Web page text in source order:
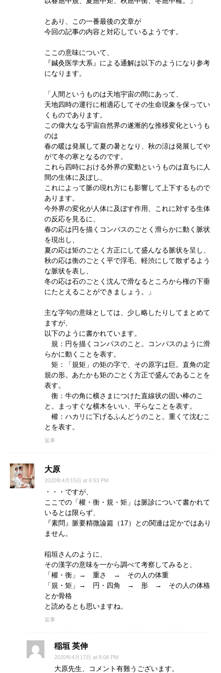
とあり、この一番最後の文章が
今回の記事の内容と対応しているようです。
ここの意味について、
『鍼灸医学大系』による通解は以下のようになり参考
になります。
「人間というものは天地宇宙の間にあって、
天地四時の運行に相適応してその生命現象を保ってい
くものであります。
この偉大なる宇宙自然界の遂漸的な推移変化というも
のは
春の暖は発展して夏の暑となり、秋の涼は発展してや
がて冬の寒となるのです。
これら四時における外界の変動というものは直ちに人
間の生体に及ぼし、
これによって脈の現れ方にも影響して上下するもので
あります。
今外界の変化が人体に及ぼす作用、これに対する生体
の反応を見るに、
春の応は円を描くコンパスのごとく滑らかに動く脈状
を現出し、
夏の応は矩のごとく方正にして盛んなる脈状を呈し、
秋の応は衡のごとく平で浮毛、軽渋にして散ずるよう
な脈状を表し、
冬の応は石のごとく沈んで滑なるところから権の下垂
にたとえることができましょう。」
主な字句の意味としては、少し略したりしてまとめて
ますが、
以下のように書かれています。
規：円を描くコンパスのこと。コンパスのように滑
らかに動くことを表す。
矩：「規矩」の矩の字で、その原字は巨。直角の定
規の形。あたかも矩のごとく方正で盛んであることを
表す。
衡：牛の角に横さまにつけた直線状の固い棒のこ
と。まっすぐな横木をいい、平らなことを表す。
權：ハカリに下げるふんどうのこと。重くて沈むこ
とを表す。
返事
大原
2020年4月15日 at 6:53 PM
・・・ですが、
ここでの「權・衡・規・矩」は脈診について書かれて
いるとは限らず、
『素問』脈要精微論篇（17）との関連は定かではあり
ません。
稲垣さんのように、
その漢字の意味を一から調べて考察してみると、
「權・衡」→ 重さ → その人の体重
「規・矩」→ 円・四角 → 形 → その人の体格
とか骨格
と読めるとも思いますね。
返事
稲垣 英伸
2020年4月17日 at 8:08 PM
大原先生、コメント有難うございます。